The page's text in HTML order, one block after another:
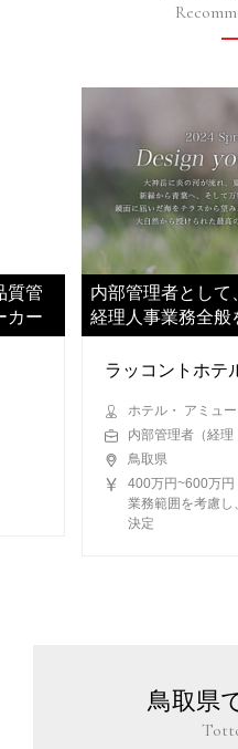
質管
カー
内部管理者とし
経理人事業務全般
きます
ラッコントホテ
ホテル・ アミュ
内部管理者（経理
鳥取県
400万円~600万
業務範囲を考慮し
決定
鳥取県